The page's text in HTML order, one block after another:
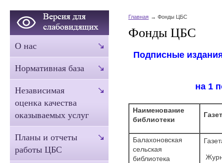
Главная Фонды ЦБС
Фонды ЦБС
Подписные
на 1
Наименование
библиотеки
Балахоновская
сельская
библиотека
О нас
Нормативная база
Независимая
оценка качества
оказываемых услуг
Планы и отчеты
работы ЦБС